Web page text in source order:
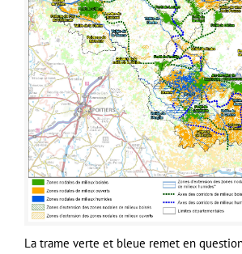
La trame verte et bleue remet en